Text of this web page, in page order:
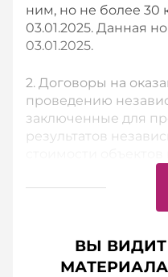
ним, но не более 30
03.01.2025. Данная
03.01.2025.
2. Договоры на
проведению
заключенные для
результатов
ВЫ